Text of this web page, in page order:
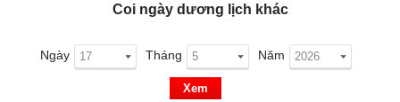
Coi ngày dương lịch khác
Ngày Tháng Năm
Xem